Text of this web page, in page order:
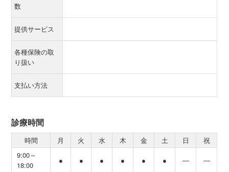
数
提供サービス
各種保険の取
り扱い
支払い方法
診療時間
時間 月 火 水 木 金 土 日
祝
9:00～
18:00
● ● ● ● ● ● ― ―